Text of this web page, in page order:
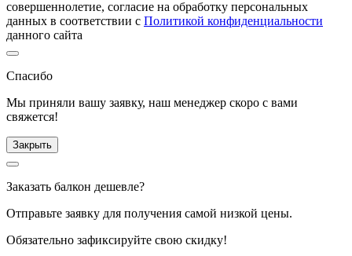
совершеннолетие, согласие на обработку персональных
данных в соответствии с Политикой конфиденциальности
данного сайта
Спасибо
Мы приняли вашу заявку, наш менеджер скоро с вами
свяжется!
Закрыть
Заказать балкон дешевле?
Отправьте заявку для получения самой низкой цены.
Обязательно зафиксируйте свою скидку!